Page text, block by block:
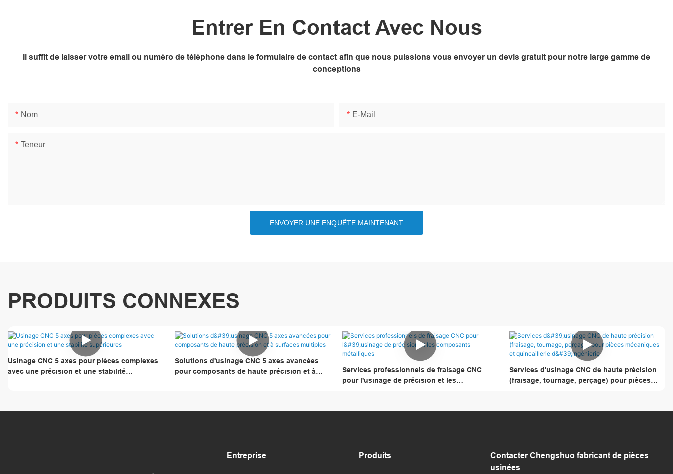
Entrer En Contact Avec Nous
Il suffit de laisser votre email ou numéro de téléphone dans le formulaire de contact afin que nous puissions vous envoyer un devis gratuit pour notre large gamme de
conceptions
Nom E-Mail
Teneur
ENVOYER UNE ENQUÊTE MAINTENANT
PRODUITS CONNEXES
Usinage CNC 5 axes pour pièces complexes
avec une précision et une stabilité
Solutions d'usinage CNC 5 axes avancées
pour composants de haute précision et à
Services professionnels de fraisage CNC
pour l'usinage de précision et les
Services d'usinage CNC de haute précision
(fraisage, tournage, perçage) pour pièces
Entreprise Produits Contacter Chengshuo fabricant de pièces
usinées